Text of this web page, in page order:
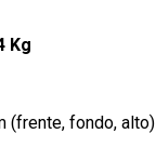
Kg
(frente, fondo, alto)